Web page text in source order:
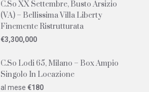
C.so XX Settembre, Busto Arsizio
(VA) – Bellissima Villa Liberty
Finemente Ristrutturata
€3,300,000
C.so Lodi 65, Milano – Box Ampio
Singolo In Locazione
al mese €180